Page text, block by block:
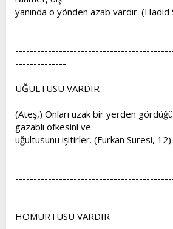
yanında o yönden azab vardır. (Hadid
--------------
UĞULTUSU VARDIR
(Ateş,) Onları uzak bir yerden
gazablı öfkesini ve
uğultusunu işitirler. (Furkan Suresi, 12)
--------------
HOMURTUSU VARDIR